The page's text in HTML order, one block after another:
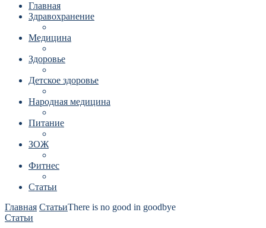
Главная
Здравохранение
Медицина
Здоровье
Детское здоровье
Народная медицина
Питание
ЗОЖ
Фитнес
Статьи
Главная СтатьиThere is no good in goodbye
Статьи